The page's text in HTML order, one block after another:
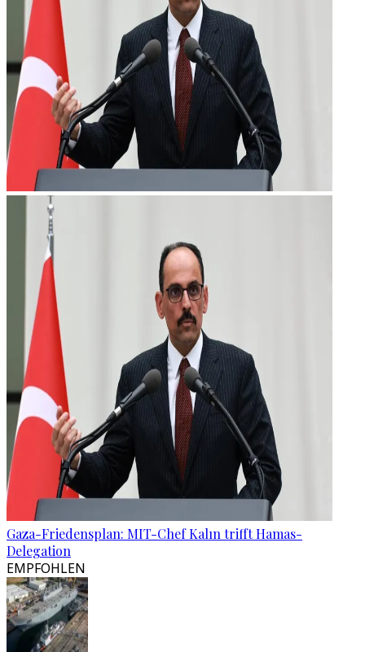
Gaza-Friedensplan: MIT-Chef Kalın trifft Hamas-
Delegation
EMPFOHLEN